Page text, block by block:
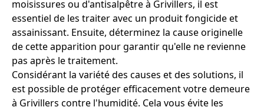
moisissures ou d'antisalpêtre à Grivillers, il est
essentiel de les traiter avec un produit fongicide et
assainissant. Ensuite, déterminez la cause originelle
de cette apparition pour garantir qu'elle ne revienne
pas après le traitement.
Considérant la variété des causes et des solutions, il
est possible de protéger efficacement votre demeure
à Grivillers contre l'humidité. Cela vous évite les